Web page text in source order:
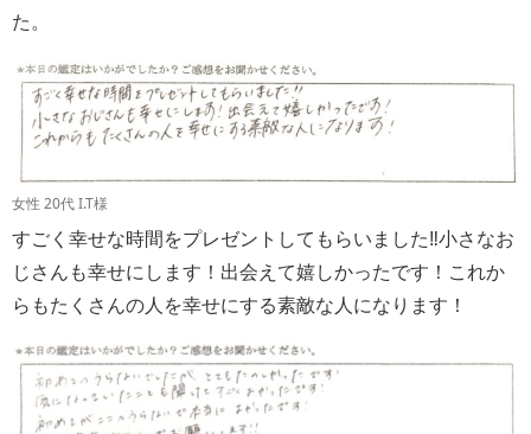
た。
女性 20代 I.T様
すごく幸せな時間をプレゼントしてもらいました‼小さなお
じさんも幸せにします！出会えて嬉しかったです！これか
らもたくさんの人を幸せにする素敵な人になります！